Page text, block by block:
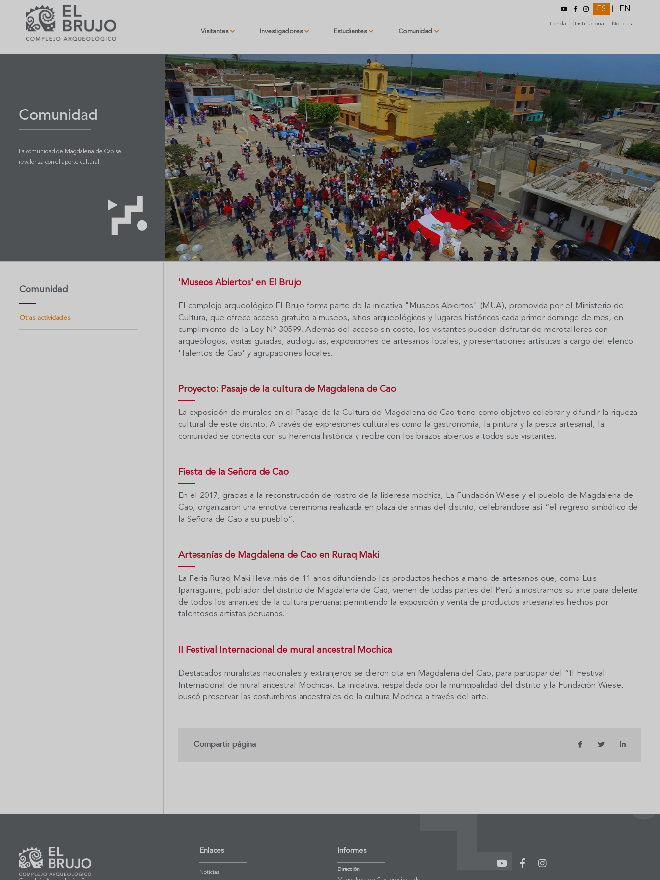
Visitantes Investigadores Estudiantes Comunidad
ES EN
Tienda Institucional Noticias
Comunidad
La comunidad de Magdalena de Cao se
revaloriza con el aporte cultural.
Comunidad
Otras actividades
'Museos Abiertos' en El Brujo
El complejo arqueológico El Brujo forma parte de la iniciativa "Museos Abiertos" (MUA), promovida por el Ministerio de
Cultura, que ofrece acceso gratuito a museos, sitios arqueológicos y lugares históricos cada primer domingo de mes, en
cumplimiento de la Ley N° 30599. Además del acceso sin costo, los visitantes pueden disfrutar de microtalleres con
arqueólogos, visitas guiadas, audioguías, exposiciones de artesanos locales, y presentaciones artísticas a cargo del elenco
'Talentos de Cao' y agrupaciones locales.
Proyecto: Pasaje de la cultura de Magdalena de Cao
La exposición de murales en el Pasaje de la Cultura de Magdalena de Cao tiene como objetivo celebrar y difundir la riqueza
cultural de este distrito. A través de expresiones culturales como la gastronomía, la pintura y la pesca artesanal, la
comunidad se conecta con su herencia histórica y recibe con los brazos abiertos a todos sus visitantes.
Fiesta de la Señora de Cao
En el 2017, gracias a la reconstrucción de rostro de la lideresa mochica, La Fundación Wiese y el pueblo de Magdalena de
Cao, organizaron una emotiva ceremonia realizada en plaza de armas del distrito, celebrándose así “el regreso simbólico de
la Señora de Cao a su pueblo”.
Artesanías de Magdalena de Cao en Ruraq Maki
La Feria Ruraq Maki lleva más de 11 años difundiendo los productos hechos a mano de artesanos que, como Luis
Iparraguirre, poblador del distrito de Magdalena de Cao, vienen de todas partes del Perú a mostrarnos su arte para deleite
de todos los amantes de la cultura peruana; permitiendo la exposición y venta de productos artesanales hechos por
talentosos artistas peruanos.
II Festival Internacional de mural ancestral Mochica
Destacados muralistas nacionales y extranjeros se dieron cita en Magdalena del Cao, para participar del “II Festival
Internacional de mural ancestral Mochica». La iniciativa, respaldada por la municipalidad del distrito y la Fundación Wiese,
buscó preservar las costumbres ancestrales de la cultura Mochica a través del arte.
Compartir página
Enlaces
Noticias
Informes
Dirección